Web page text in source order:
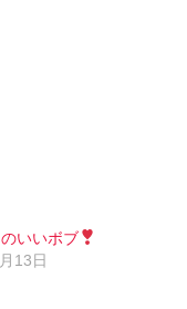
いいボブ
13日